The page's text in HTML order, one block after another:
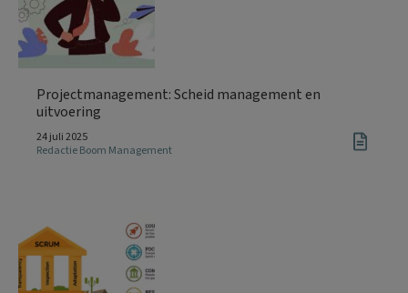
Projectmanagement: Scheid management en
uitvoering
24 juli 2025
Redactie Boom Management